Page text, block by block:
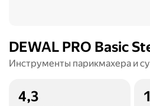
DEWAL PRO Basic
Инструменты парикмахера и
4,3